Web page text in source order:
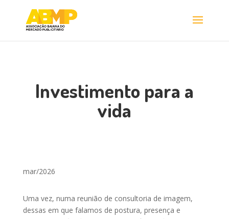
Investimento para a
vida
mar/2026
Uma vez, numa reunião de consultoria de imagem,
dessas em que falamos de postura, presença e